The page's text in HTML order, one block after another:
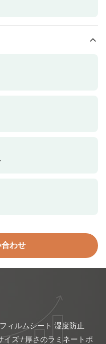
わせ
ィルムシート 湿度防止
イズ / 厚さのラミネートポ